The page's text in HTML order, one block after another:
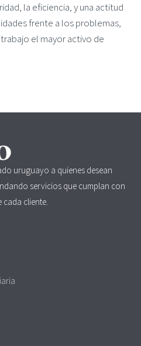
la eficiencia, y una actitud
frente a los problemas,
el mayor activo de
uruguayo a quienes desean
servicios que cumplan con
cada cliente.